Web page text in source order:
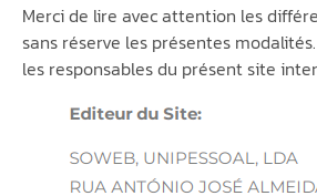
Merci de lire avec attention les
sans réserve les présentes
les responsables du présent site